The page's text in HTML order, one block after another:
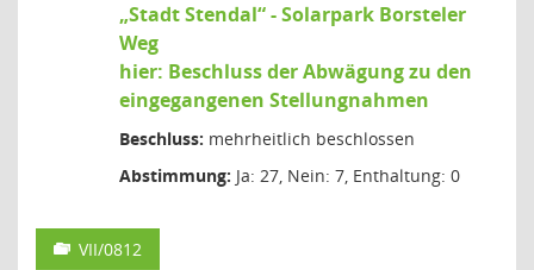
„Stadt Stendal“ - Solarpark Borsteler
Weg
hier: Beschluss der Abwägung zu den
eingegangenen Stellungnahmen
Beschluss: mehrheitlich beschlossen
Abstimmung: Ja: 27, Nein: 7, Enthaltung: 0
VII/0812